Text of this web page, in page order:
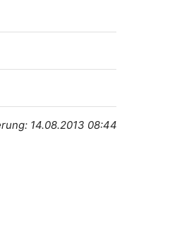
14.08.2013 08:44